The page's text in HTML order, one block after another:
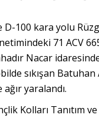
D-100 kara yolu
71 ACV
Nacar
sıkışan Batuhan
yaralandı.
Kolları Tanıtım